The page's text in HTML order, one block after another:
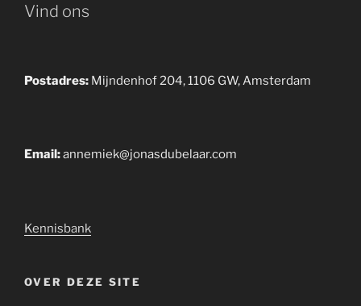
Vind ons
Postadres: Mijndenhof 204, 1106 GW, Amsterdam
Email:annemiek@jonasdubelaar.com
Kennisbank
OVER DEZE SITE